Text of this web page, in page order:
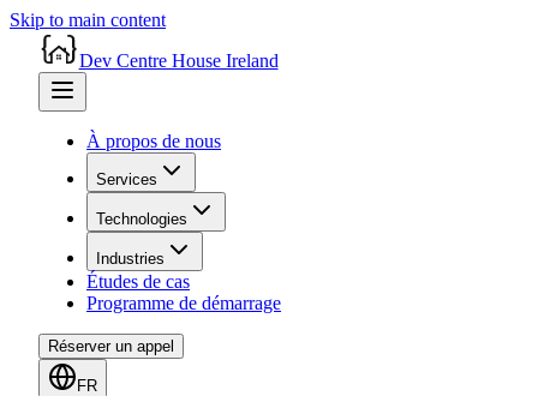
Skip to main content
Dev Centre House Ireland
À propos de nous
Services
Technologies
Industries
Études de cas
Programme de démarrage
Réserver un appel
FR